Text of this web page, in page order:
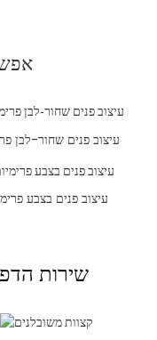
עיצוב פנים שחור-לבן
עיצוב פנים בצבע
שירות